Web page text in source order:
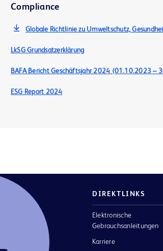
Compliance
Globale Richtlinie zu Umweltschutz,
LkSG Grundsatzerklärung
BAFA Bericht Geschäftsjahr 2024 (01.10.2023 –
ESG Report 2024
DIREKTLINKS
Elektronische
Gebrauchsanleitungen
Karriere